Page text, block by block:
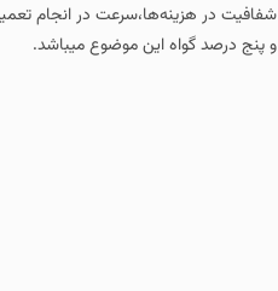
شفافیت در هزینه‌ها،سرعت در انجام
و پنج درصد گواه این موضوع میباشد.